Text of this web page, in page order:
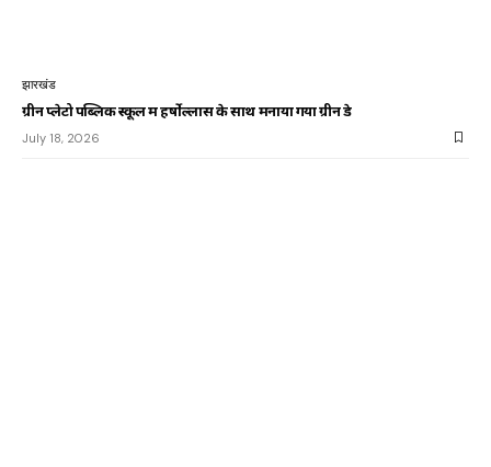
झारखंड
ग्रीन प्लेटो पब्लिक स्कूल में हर्षोल्लास के साथ मनाया गया ग्रीन डे
July 18, 2026